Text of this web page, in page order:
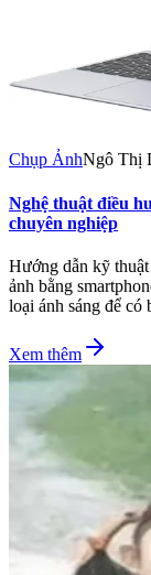
Chụp ẢnhNgô Thị
Nghệ thuật điều
chuyên nghiệp
Hướng dẫn kỹ
ảnh bằng
loại ánh sáng để có
Xem thêm